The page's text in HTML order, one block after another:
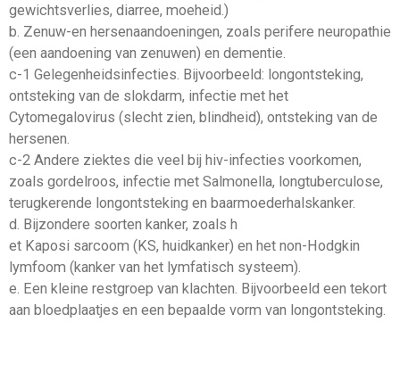
gewichtsverlies, diarree, moeheid.)
b. Zenuw-en hersenaandoeningen, zoals perifere neuropathie
(een aandoening van zenuwen) en dementie.
c-1 Gelegenheidsinfecties. Bijvoorbeeld: longontsteking,
ontsteking van de slokdarm, infectie met het
Cytomegalovirus (slecht zien, blindheid), ontsteking van de
hersenen.
c-2 Andere ziektes die veel bij hiv-infecties voorkomen,
zoals gordelroos, infectie met Salmonella, longtuberculose,
terugkerende longontsteking en baarmoederhalskanker.
d. Bijzondere soorten kanker, zoals h
et Kaposi sarcoom (KS, huidkanker) en het non-Hodgkin
lymfoom (kanker van het lymfatisch systeem).
e. Een kleine restgroep van klachten. Bijvoorbeeld een tekort
aan bloedplaatjes en een bepaalde vorm van longontsteking.